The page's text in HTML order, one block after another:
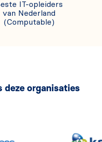
IT-opleiders
van Nederland
(Computable)
deze organisaties